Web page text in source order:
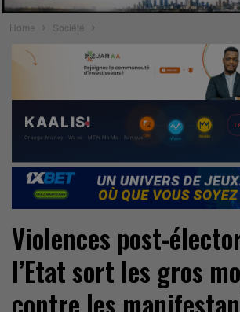
Home Société
Violences post-
l’Etat sort les gros